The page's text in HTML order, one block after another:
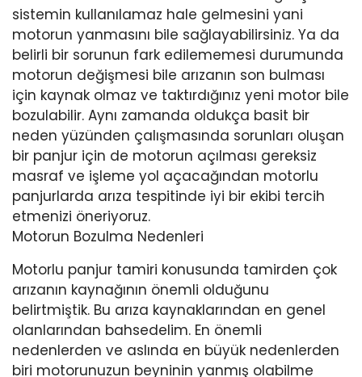
sistemin kullanılamaz hale gelmesini yani
motorun yanmasını bile sağlayabilirsiniz. Ya da
belirli bir sorunun fark edilememesi durumunda
motorun değişmesi bile arızanın son bulması
için kaynak olmaz ve taktırdığınız yeni motor bile
bozulabilir. Aynı zamanda oldukça basit bir
neden yüzünden çalışmasında sorunları oluşan
bir panjur için de motorun açılması gereksiz
masraf ve işleme yol açacağından motorlu
panjurlarda arıza tespitinde iyi bir ekibi tercih
etmenizi öneriyoruz.
Motorun Bozulma Nedenleri
Motorlu panjur tamiri konusunda tamirden çok
arızanın kaynağının önemli olduğunu
belirtmiştik. Bu arıza kaynaklarından en genel
olanlarından bahsedelim. En önemli
nedenlerden ve aslında en büyük nedenlerden
biri motorunuzun beyninin yanmış olabilme